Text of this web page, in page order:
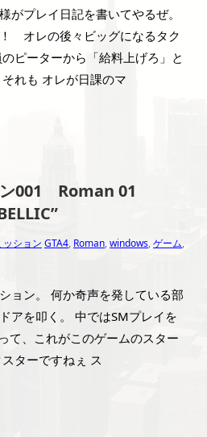
プレイ日記を書いてやるぜ。
オレの後々ビッグになるタク
ピーターから「給料上げろ」と
れも オレが日課のマ
ン001 Roman 01
ッション GTA4, Roman,windows,ゲーム,
ョン。 何か奇声を発している部
アを叩く。 中ではSMプレイを
て、これがこのゲームのスター
ターですねぇ ス